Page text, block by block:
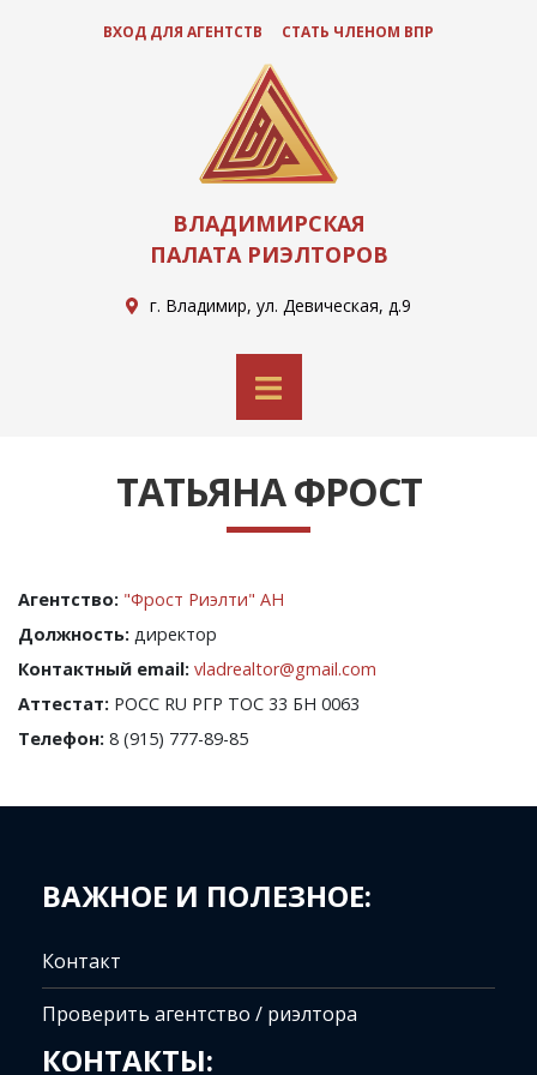
ВХОД ДЛЯ АГЕНТСТВ СТАТЬ ЧЛЕНОМ ВПР
ВЛАДИМИРСКАЯ
ПАЛАТА РИЭЛТОРОВ
г. Владимир, ул. Девическая, д.9
ТАТЬЯНА ФРОСТ
Агентство: "Фрост Риэлти" АН
Должность: директор
Контактный email: vladrealtor@gmail.com
Аттестат: РОСС RU РГР ТОС 33 БН 0063
Телефон: 8 (915) 777-89-85
ВАЖНОЕ И ПОЛЕЗНОЕ:
Контакт
Проверить агентство / риэлтора
КОНТАКТЫ: